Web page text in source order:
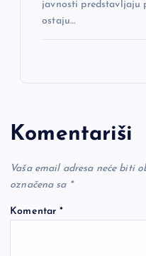
javnosti predstavljaju
ostaju…
Komentariši
Vaša email adresa neće biti
označena sa *
Komentar*